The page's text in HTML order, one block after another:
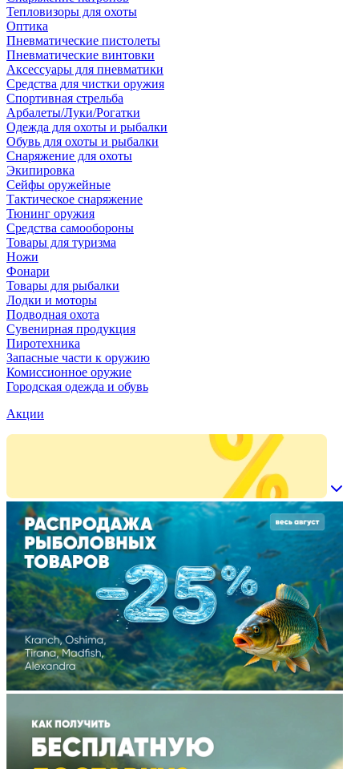
Тепловизоры для охоты
Оптика
Пневматические пистолеты
Пневматические винтовки
Аксессуары для пневматики
Средства для чистки оружия
Спортивная стрельба
Арбалеты/Луки/Рогатки
Одежда для охоты и рыбалки
Обувь для охоты и рыбалки
Снаряжение для охоты
Экипировка
Сейфы оружейные
Тактическое снаряжение
Тюнинг оружия
Средства самообороны
Товары для туризма
Ножи
Фонари
Товары для рыбалки
Лодки и моторы
Подводная охота
Сувенирная продукция
Пиротехника
Запасные части к оружию
Комиссионное оружие
Городская одежда и обувь
Акции